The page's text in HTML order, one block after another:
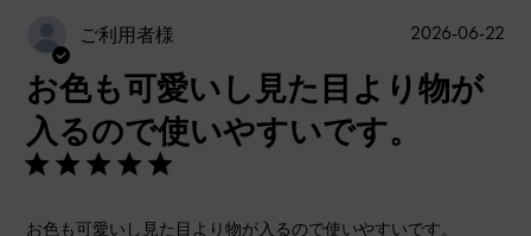
ご利用者様
お色も可愛いし見た目より物が
入るので使いやすいです。
お色も可愛いし見た目より物が入るので使いやすいです。
公
2026-06-22